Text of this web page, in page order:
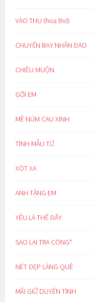
VÀO THU (hoạ thơ)
CHUYẾN BAY NHÂN ĐẠO
CHIỀU MUỘN
GỞI EM
MÊ NÚM CAU XINH
TÌNH MẪU TỬ
XÓT XA
ANH TẶNG EM
YÊU LÀ THẾ ĐẤY
SAO LẠI TRA CÒNG*
NÉT ĐẸP LÀNG QUÊ
MÃI GIỮ DUYÊN TÌNH